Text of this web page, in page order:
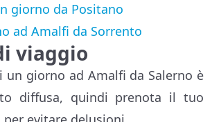
giorno da Positano
ad Amalfi da Sorrento
viaggio
un giorno ad Amalfi da Salerno è
diffusa, quindi prenota il tuo